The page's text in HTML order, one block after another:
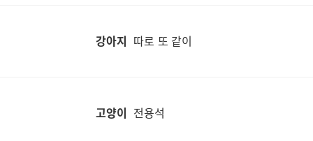
강아지 따로 또 같이
고양이 전용석